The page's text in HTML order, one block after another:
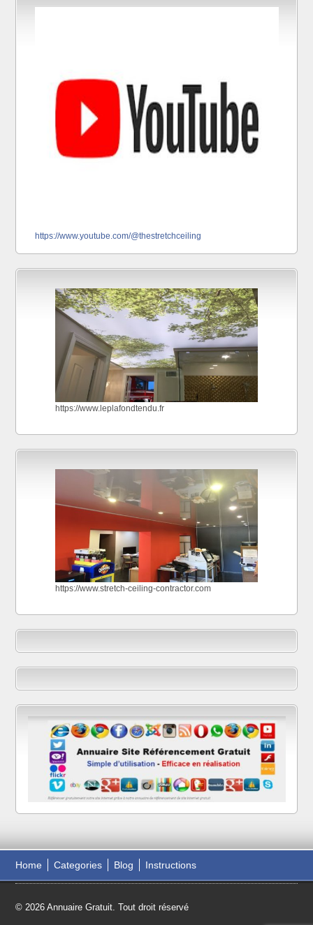
https://www.youtube.com/@thestretchceiling
https://www.leplafondtendu.fr
https://www.stretch-ceiling-contractor.com
Home Categories Blog Instructions
© 2026 Annuaire Gratuit. Tout droit réservé